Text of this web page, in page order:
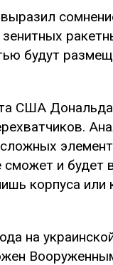
будут
США
сможет и будет
корпуса или
на